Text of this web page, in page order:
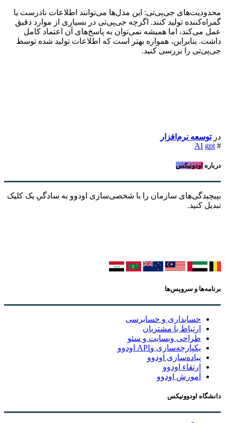
محدودیت‌های جی‌پی‌تی: این مدل‌ها می‌توانند اطلاعات نادرست یا
گمراه‌کننده تولید کنند. اگرچه جی‌پی‌تی در بسیاری از موارد دقیق
عمل می‌کند، اما همیشه نمی‌توان به پاسخ‌های آن اعتماد کامل
داشت. بنابراین، همواره بهتر است که اطلاعات تولید شده توسط
جی‌پی‌تی را بررسی کنید.
درتوسعه نرم‌افزار ​
#
AI gpt
درباره اودونیکس
بپیچیدگی‌های سازمان را با شخصی‌سازی اودوو به سادگیِ یک کلیک
تبدیل کنید.
برنامه‌ها و سرویس‌ها
حسابداری و حسابرسی
ارتباط با مشتریان
طراحی وبسایت و سئو
یکپارچه‌سازی وAPI اودوو
پیاده‌سازی اودوو
ارتقاء اودوو
آموزش اودوو
دانشگاه اودوونیکس